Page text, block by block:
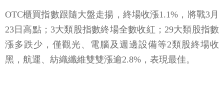
OTC櫃買指數跟隨大盤走揚，終場收漲1.1%，將戰3月
23日高點；3大類股指數終場全數收紅；29大類股指數
漲多跌少，僅觀光、電腦及週邊設備等2類股終場收
黑，航運、紡織纖維雙雙漲逾2.8%，表現最佳。